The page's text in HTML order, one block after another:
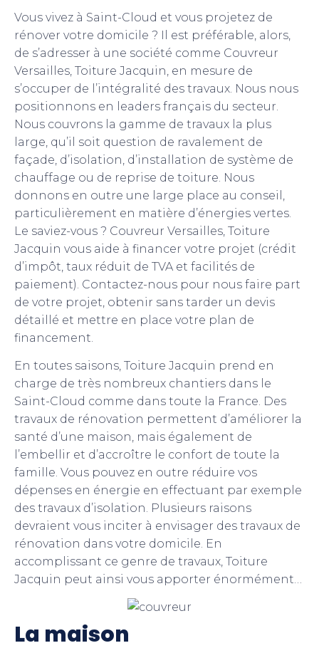
Vous vivez à Saint-Cloud et vous projetez de
rénover votre domicile ? Il est préférable, alors,
de s’adresser à une société comme Couvreur
Versailles, Toiture Jacquin, en mesure de
s’occuper de l’intégralité des travaux. Nous nous
positionnons en leaders français du secteur.
Nous couvrons la gamme de travaux la plus
large, qu’il soit question de ravalement de
façade, d’isolation, d’installation de système de
chauffage ou de reprise de toiture. Nous
donnons en outre une large place au conseil,
particulièrement en matière d’énergies vertes.
Le saviez-vous ? Couvreur Versailles, Toiture
Jacquin vous aide à financer votre projet (crédit
d’impôt, taux réduit de TVA et facilités de
paiement). Contactez-nous pour nous faire part
de votre projet, obtenir sans tarder un devis
détaillé et mettre en place votre plan de
financement.
En toutes saisons, Toiture Jacquin prend en
charge de très nombreux chantiers dans le
Saint-Cloud comme dans toute la France. Des
travaux de rénovation permettent d’améliorer la
santé d’une maison, mais également de
l’embellir et d’accroître le confort de toute la
famille. Vous pouvez en outre réduire vos
dépenses en énergie en effectuant par exemple
des travaux d’isolation. Plusieurs raisons
devraient vous inciter à envisager des travaux de
rénovation dans votre domicile. En
accomplissant ce genre de travaux, Toiture
Jacquin peut ainsi vous apporter énormément…
La maison